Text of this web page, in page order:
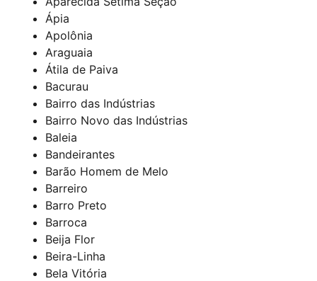
Ápia
Apolônia
Araguaia
Átila de Paiva
Bacurau
Bairro das Indústrias
Bairro Novo das Indústrias
Baleia
Bandeirantes
Barão Homem de Melo
Barreiro
Barro Preto
Barroca
Beija Flor
Beira-Linha
Bela Vitória